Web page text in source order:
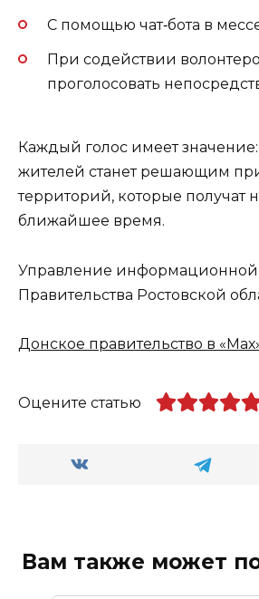
С помощью чат‑бота в
При содействии
проголосовать
Каждый голос имеет
жителей станет решающим
территорий, которые получат
ближайшее время.
Управление информационной
Правительства Ростовской
Донское правительство в
Оцените статью
Вам также может